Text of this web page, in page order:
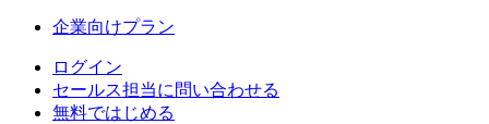
企業向けプラン
ログイン
セールス担当に問い合わせる
無料ではじめる